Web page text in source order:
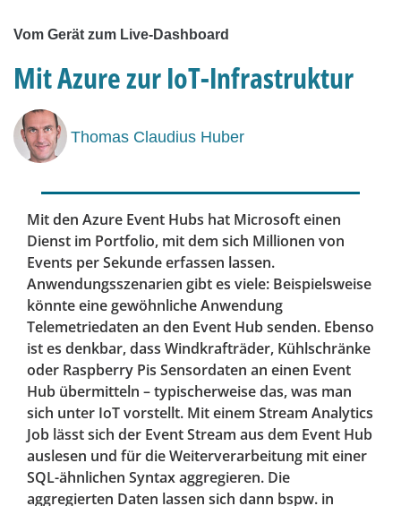
Vom Gerät zum Live-Dashboard
Mit Azure zur IoT-Infrastruktur
Thomas Claudius Huber
Mit den Azure Event Hubs hat Microsoft einen
Dienst im Portfolio, mit dem sich Millionen von
Events per Sekunde erfassen lassen.
Anwendungsszenarien gibt es viele: Beispielsweise
könnte eine gewöhnliche Anwendung
Telemetriedaten an den Event Hub senden. Ebenso
ist es denkbar, dass Windkrafträder, Kühlschränke
oder Raspberry Pis Sensordaten an einen Event
Hub übermitteln – typischerweise das, was man
sich unter IoT vorstellt. Mit einem Stream Analytics
Job lässt sich der Event Stream aus dem Event Hub
auslesen und für die Weiterverarbeitung mit einer
SQL-ähnlichen Syntax aggregieren. Die
aggregierten Daten lassen sich dann bspw. in